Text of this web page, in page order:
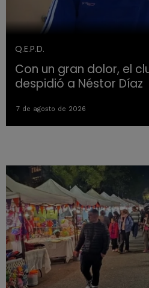
Q.E.P.D.
Con un gran dolor, el
despidió a Néstor Díaz
7 de agosto de 2026